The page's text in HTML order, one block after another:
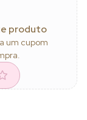
produto
um cupom